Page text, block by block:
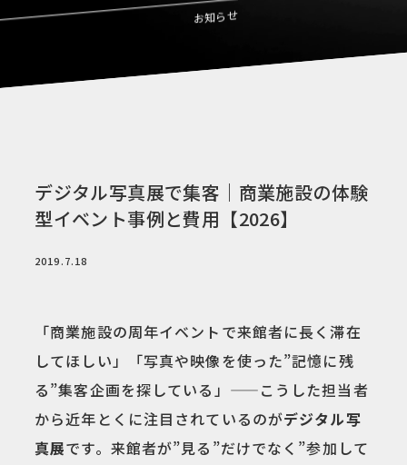
お知らせ
デジタル写真展で集客｜商業施設の体験
型イベント事例と費用【2026】
2019.7.18
「商業施設の周年イベントで来館者に長く滞在
してほしい」「写真や映像を使った”記憶に残
る”集客企画を探している」——こうした担当者
から近年とくに注目されているのがデジタル写
真展です。来館者が”見る”だけでなく”参加して